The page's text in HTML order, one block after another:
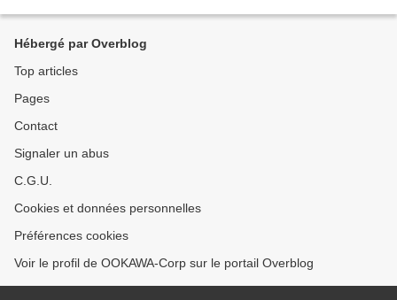
Hébergé par Overblog
Top articles
Pages
Contact
Signaler un abus
C.G.U.
Cookies et données personnelles
Préférences cookies
Voir le profil de OOKAWA-Corp sur le portail Overblog